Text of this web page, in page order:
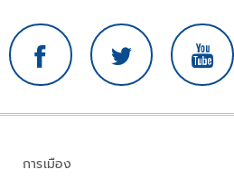
การเมือง